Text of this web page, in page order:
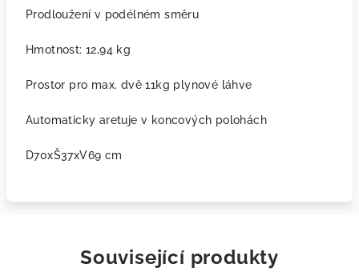
Prodloužení v podélném směru
Hmotnost: 12,94 kg
Prostor pro max. dvě 11kg plynové láhve
Automaticky aretuje v koncových polohách
D70xŠ37xV69 cm
Související produkty